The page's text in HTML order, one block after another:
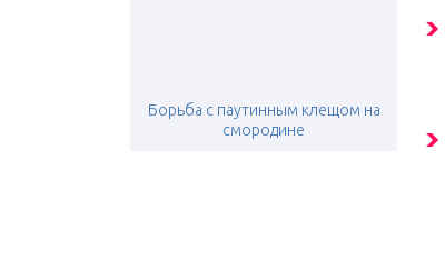
Борьба с паутинным клещом на
смородине